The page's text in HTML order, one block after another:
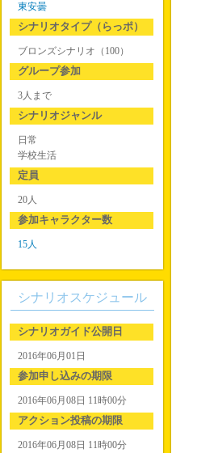
東安曇
シナリオタイプ（らっポ）
ブロンズシナリオ（100）
グループ参加
3人まで
シナリオジャンル
日常
学校生活
定員
20人
参加キャラクター数
15人
シナリオスケジュール
シナリオガイド公開日
2016年06月01日
参加申し込みの期限
2016年06月08日 11時00分
アクション投稿の期限
2016年06月08日 11時00分